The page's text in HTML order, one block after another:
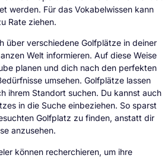
werden. Für das Vokabelwissen kann
Rate ziehen.
über verschiedene Golfplätze in deiner
Welt informieren. Auf diese Weise
planen und dich nach den perfekten
umsehen. Golfplätze lassen
ihrem Standort suchen. Du kannst auch
in die Suche einbeziehen. So sparst
Golfplatz zu finden, anstatt dir
anzusehen.
können recherchieren, um ihre